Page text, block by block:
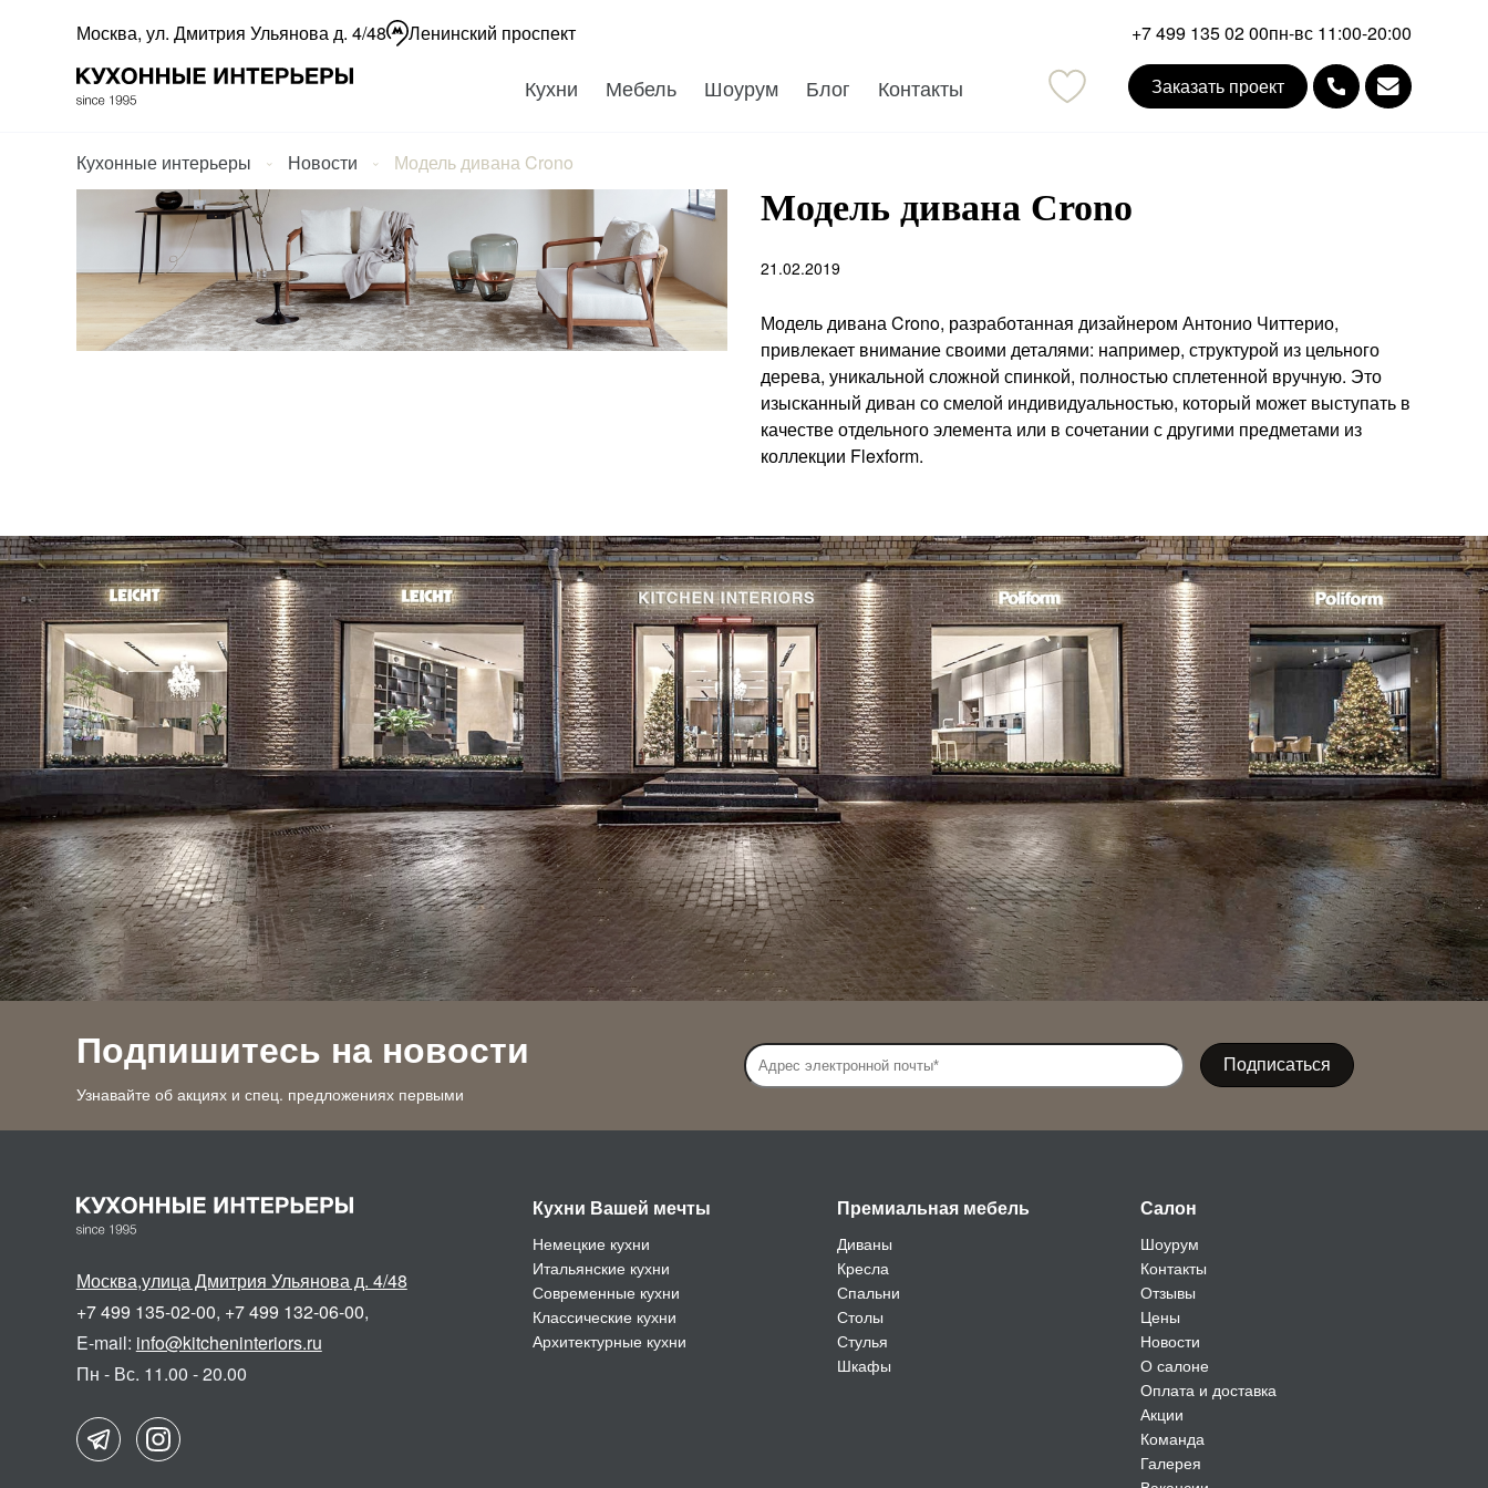
Москва, ул. Дмитрия Ульянова д. 4/48 Ленинский проспект +7 499 135 02 00пн-вс 11:00-20:00
Кухни Мебель Шоурум Блог Контакты
Заказать проект
mail
Кухонные интерьеры
Новости Модель дивана Crono
Модель дивана Crono
21.02.2019
Модель дивана Crono, разработанная дизайнером Антонио Читтерио,
привлекает внимание своими деталями: например, структурой из цельного
дерева, уникальной сложной спинкой, полностью сплетенной вручную. Это
изысканный диван со смелой индивидуальностью, который может выступать в
качестве отдельного элемента или в сочетании с другими предметами из
коллекции Flexform.
Подпишитесь на новости
Узнавайте об акциях и спец. предложениях первыми
Москва,улица Дмитрия Ульянова д. 4/48
+7 499 135-02-00, +7 499 132-06-00,
E-mail: info@kitcheninteriors.ru
Пн - Вс. 11.00 - 20.00
Кухни Вашей мечты
Немецкие кухни
Итальянские кухни
Современные кухни
Классические кухни
Архитектурные кухни
Премиальная мебель
Диваны
Кресла
Спальни
Столы
Стулья
Шкафы
Салон
Шоурум
Контакты
Отзывы
Цены
Новости
О салоне
Оплата и доставка
Акции
Команда
Галерея